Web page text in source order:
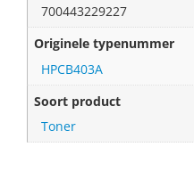
700443229227
Originele typenummer
HPCB403A
Soort product
Toner